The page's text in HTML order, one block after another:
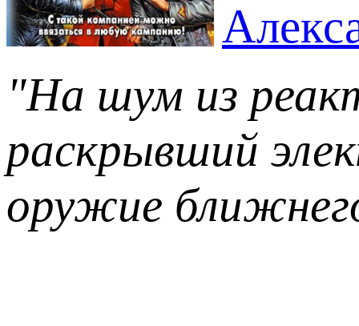
"На шум из
раскрывший
оружие